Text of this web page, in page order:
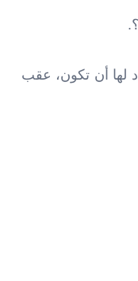
لها أن تكون، عقب